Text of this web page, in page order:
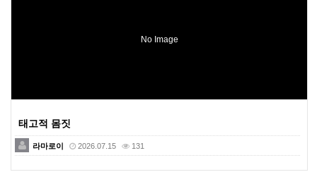
No Image
태고적 몸짓
라마로이 2026.07.15 131